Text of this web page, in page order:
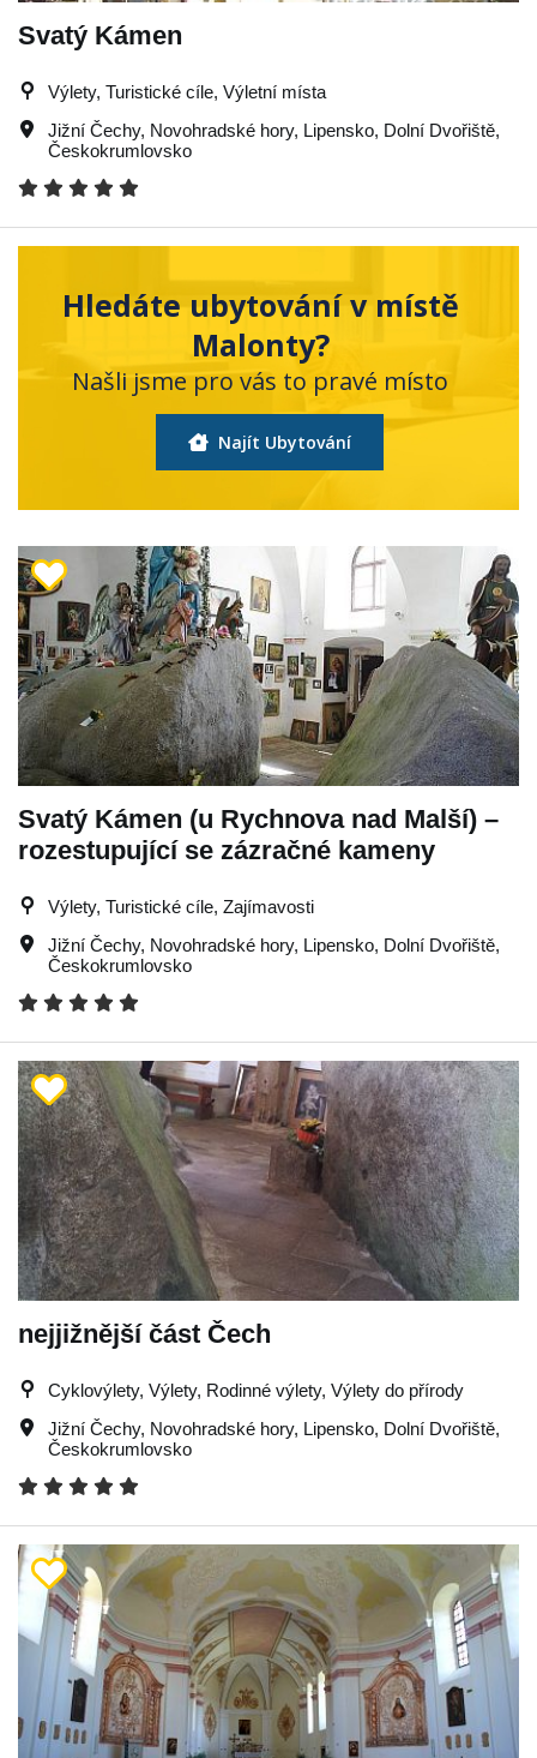
Svatý Kámen
Výlety, Turistické cíle, Výletní místa
Jižní Čechy, Novohradské hory, Lipensko, Dolní Dvořiště,
Českokrumlovsko
Hledáte ubytování v místě
Malonty?
Našli jsme pro vás to pravé místo
Najít Ubytování
Svatý Kámen (u Rychnova nad Malší) –
rozestupující se zázračné kameny
Výlety, Turistické cíle, Zajímavosti
Jižní Čechy, Novohradské hory, Lipensko, Dolní Dvořiště,
Českokrumlovsko
nejjižnější část Čech
Cyklovýlety, Výlety, Rodinné výlety, Výlety do přírody
Jižní Čechy, Novohradské hory, Lipensko, Dolní Dvořiště,
Českokrumlovsko